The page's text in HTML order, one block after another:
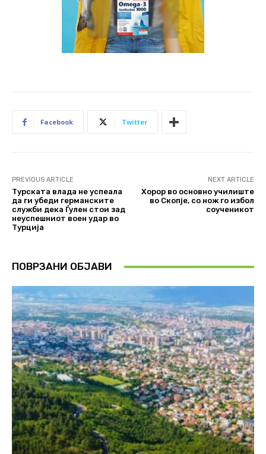
Facebook Twitter
PREVIOUS ARTICLE
Турската влада не успеала
да ги убеди германските
служби дека Ѓулен стои зад
неуспешниот воен удар во
Турција
NEXT ARTICLE
Хорор во основно училиште
во Скопје, со нож го избол
соученикот
ПОВРЗАНИ ОБЈАВИ